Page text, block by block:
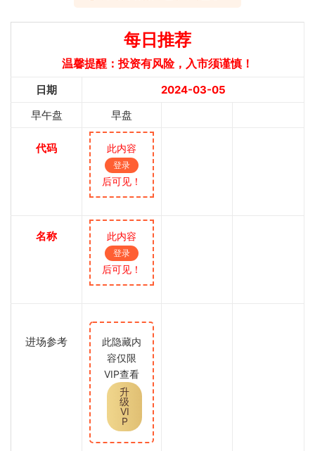
每日推荐
温馨提醒：投资有风险，入市须谨慎！
日期
2024-03-05
早午盘
早盘
代码 此内容
登录
后可见！
名称 此内容
登录
后可见！
进场参考
此隐藏内
容仅限
VIP查看
升
级
VI
P